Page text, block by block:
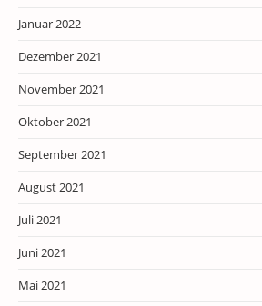
Januar 2022
Dezember 2021
November 2021
Oktober 2021
September 2021
August 2021
Juli 2021
Juni 2021
Mai 2021